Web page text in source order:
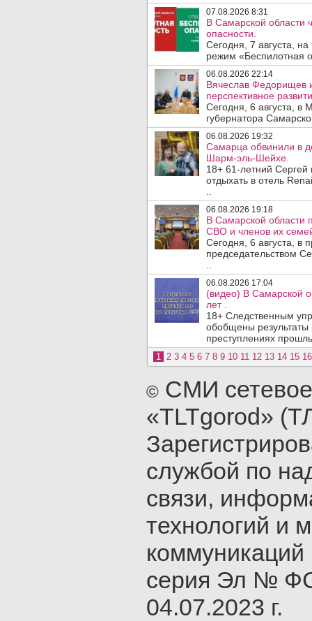
07.08.2026 8:31
В Самарской области
опасности.
Сегодня, 7 августа,
режим «Беспилотная
06.08.2026 22:14
Вячеслав Федорищев
перспективное
Сегодня, 6 августа, в
губернатора
06.08.2026 19:32
Самарца обвинили в
Шарм-эль-Шейхе.
18+ 61-летний
отдыхать в отель
06.08.2026 19:18
В Самарской области
СВО и членов их
Сегодня, 6 августа, в
председательством
06.08.2026 17:04
(видео) В Самарской
лет .
18+ Следственным
обобщены результаты
преступлениях
1 2 3 4 5 6 7 8 9 10 11 12 13 14 15 16
© СМИ
«TLTgorod»
службой по
связи,
технологий и
серия Эл №
04.07.2023 г.